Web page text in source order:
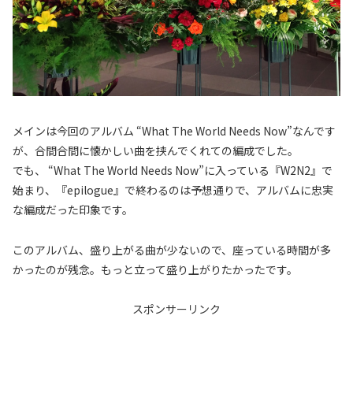
メインは今回のアルバム “What The World Needs Now”なんです
が、合間合間に懐かしい曲を挟んでくれての編成でした。
でも、 “What The World Needs Now”に入っている『W2N2』で
始まり、『epilogue』で終わるのは予想通りで、アルバムに忠実
な編成だった印象です。
このアルバム、盛り上がる曲が少ないので、座っている時間が多
かったのが残念。もっと立って盛り上がりたかったです。
スポンサーリンク